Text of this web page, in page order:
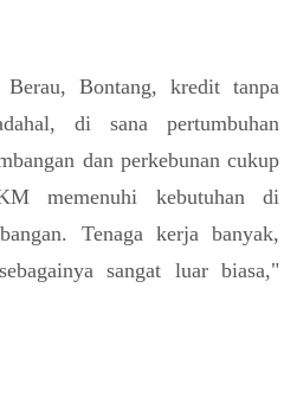
Bontang, kredit tanpa
di sana pertumbuhan
dan perkebunan cukup
memenuhi kebutuhan di
Tenaga kerja banyak,
sangat luar biasa,"